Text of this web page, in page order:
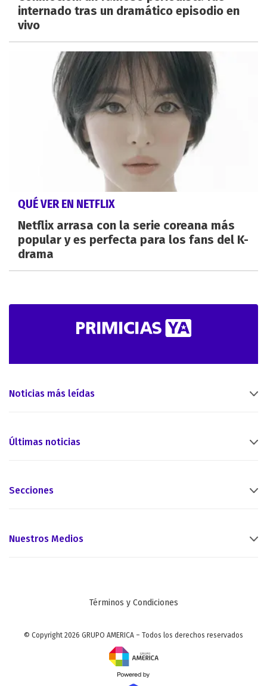
internado tras un dramático episodio en
vivo
QUÉ VER EN NETFLIX
Netflix arrasa con la serie coreana más
popular y es perfecta para los fans del K-
drama
Noticias más leídas
Últimas noticias
Secciones
Nuestros Medios
Términos y Condiciones
© Copyright 2026 GRUPO AMERICA – Todos los derechos reservados